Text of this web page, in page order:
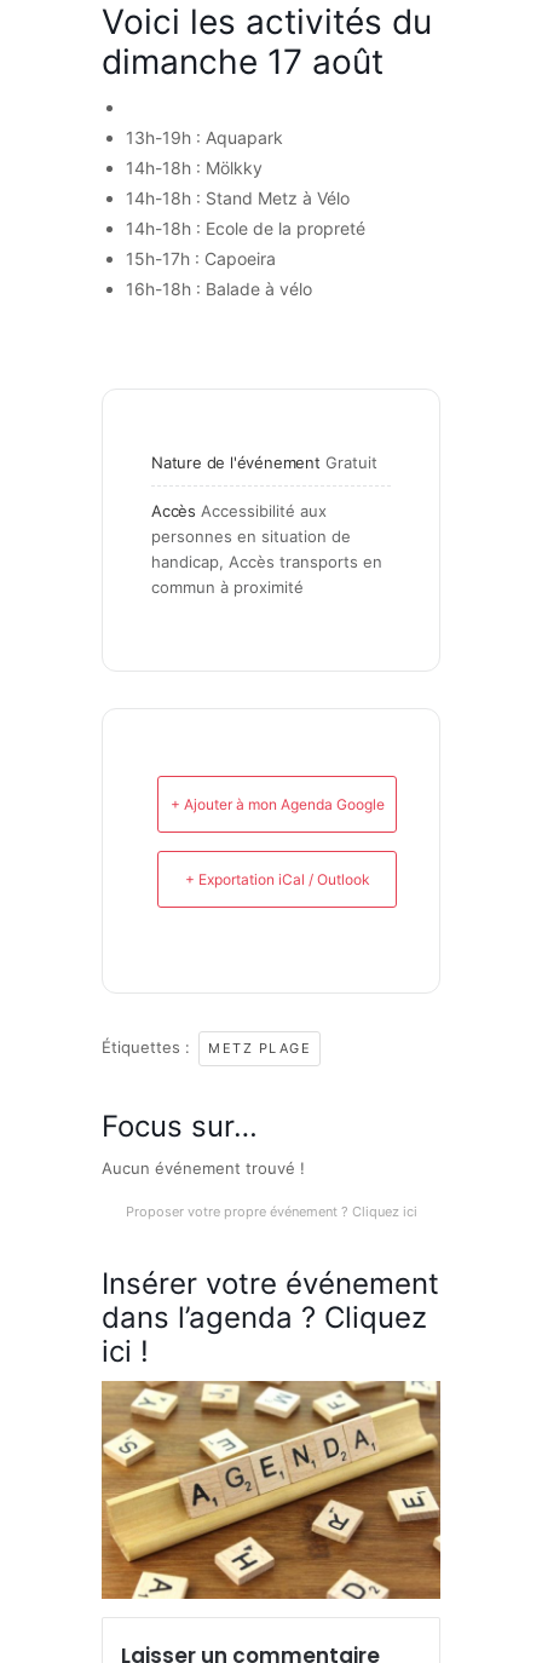
Voici les activités du
dimanche 17 août
13h-19h : Aquapark
14h-18h : Mölkky
14h-18h : Stand Metz à Vélo
14h-18h : Ecole de la propreté
15h-17h : Capoeira
16h-18h : Balade à vélo
Nature de l'événement Gratuit
Accès Accessibilité aux
personnes en situation de
handicap, Accès transports en
commun à proximité
+ Ajouter à mon Agenda Google
+ Exportation iCal / Outlook
Étiquettes : METZ PLAGE
Focus sur…
Aucun événement trouvé !
Proposer votre propre événement ? Cliquez ici
Insérer votre événement
dans l’agenda ? Cliquez
ici !
Laisser un commentaire